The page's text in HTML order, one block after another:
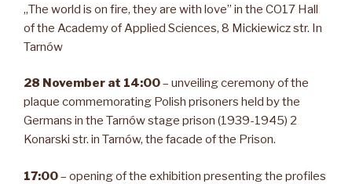
„The world is on fire, they are with love” in the CO17 Hall
of the Academy of Applied Sciences, 8 Mickiewicz str. In
Tarnów
28 November at 14:00– unveiling ceremony of the
plaque commemorating Polish prisoners held by the
Germans in the Tarnów stage prison (1939-1945) 2
Konarski str. in Tarnów, the facade of the Prison.
17:00– opening of the exhibition presenting the profiles